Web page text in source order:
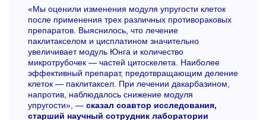
«Мы оценили изменения модуля упругости клеток
после применения трех различных противораковых
препаратов. Выяснилось, что лечение
паклитакселом и цисплатином значительно
увеличивает модуль Юнга и количество
микротрубочек — частей цитоскелета. Наиболее
эффективный препарат, предотвращающим деление
клеток — паклитаксел. При лечении дакарбазином,
напротив, наблюдалось снижение модуля
упругости», — сказал соавтор исследования,
старший научный сотрудник лаборатории